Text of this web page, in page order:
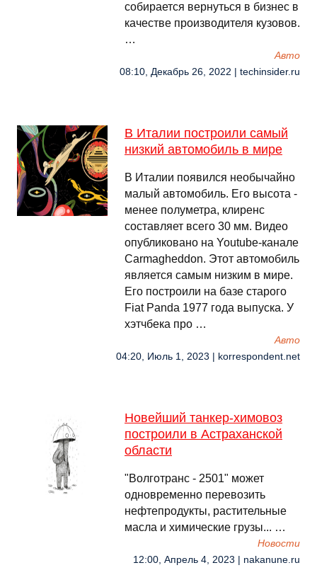
собирается вернуться в бизнес в
качестве производителя кузовов.
…
Авто
08:10, Декабрь 26, 2022 | techinsider.ru
В Италии построили самый
низкий автомобиль в мире
В Италии появился необычайно
малый автомобиль. Его высота -
менее полуметра, клиренс
составляет всего 30 мм. Видео
опубликовано на Youtube-канале
Carmagheddon. Этот автомобиль
является самым низким в мире.
Его построили на базе старого
Fiat Panda 1977 года выпуска. У
хэтчбека про …
Авто
04:20, Июль 1, 2023 | korrespondent.net
Новейший танкер-химовоз
построили в Астраханской
области
"Волготранс - 2501" может
одновременно перевозить
нефтепродукты, растительные
масла и химические грузы... …
Новости
12:00, Апрель 4, 2023 | nakanune.ru